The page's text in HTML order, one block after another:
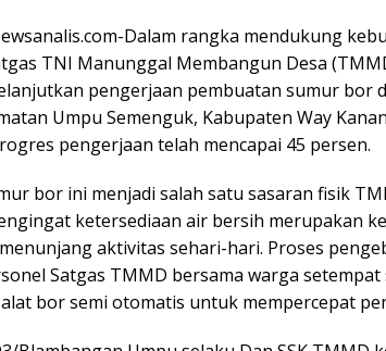
Dalam rangka mendukung
TNI Manunggal Membangun Desa
pengerjaan pembuatan sumur bor
Umpu Semenguk, Kabupaten Way
pengerjaan telah mencapai 45 persen.
bor ini menjadi salah satu sasaran fisik
ketersediaan air bersih merupakan
aktivitas sehari-hari. Proses
Satgas TMMD bersama warga
bor semi otomatis untuk mempercepat